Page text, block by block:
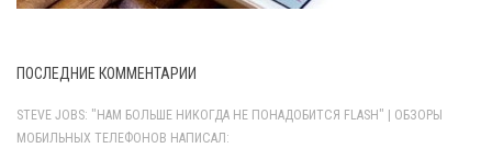
ПОСЛЕДНИЕ КОММЕНТАРИИ
STEVE JOBS: "НАМ БОЛЬШЕ НИКОГДА НЕ ПОНАДОБИТСЯ FLASH" | ОБЗОРЫ
МОБИЛЬНЫХ ТЕЛЕФОНОВ НАПИСАЛ: